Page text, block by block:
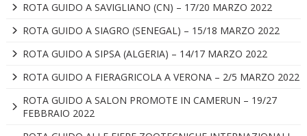
ROTA GUIDO A SAVIGLIANO (CN) – 17/20 MARZO 2022
ROTA GUIDO A SIAGRO (SENEGAL) – 15/18 MARZO 2022
ROTA GUIDO A SIPSA (ALGERIA) – 14/17 MARZO 2022
ROTA GUIDO A FIERAGRICOLA A VERONA – 2/5 MARZO 2022
ROTA GUIDO A SALON PROMOTE IN CAMERUN – 19/27
FEBBRAIO 2022